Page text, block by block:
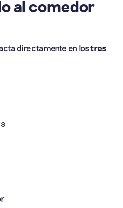
al comedor
directamente en lostres